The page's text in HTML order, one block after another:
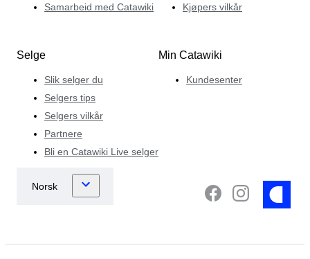
Samarbeid med Catawiki
Kjøpers vilkår
Selge
Slik selger du
Selgers tips
Selgers vilkår
Partnere
Bli en Catawiki Live selger
Min Catawiki
Kundesenter